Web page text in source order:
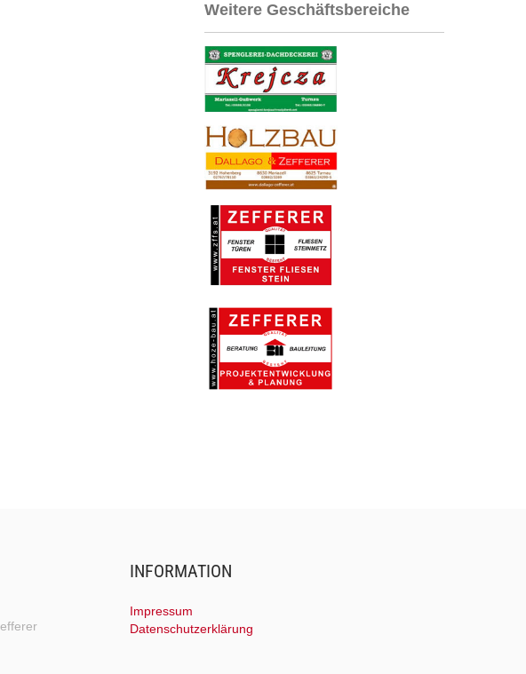
Weitere Geschäftsbereiche
INFORMATION
Impressum
Datenschutzerklärung